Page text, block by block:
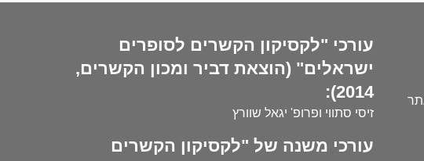
עורכי "לקסיקון הקשרים לסופרים
ישראלים" (הוצאת דביר ומכון הקשרים,
2014):
זיסי סתווי ופרופ' יגאל שוורץ
עורכי משנה של "לקסיקון הקשרים